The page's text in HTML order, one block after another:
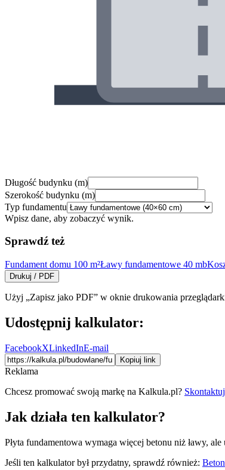
Długość budynku (m)
Szerokość budynku (m)
Typ fundamentu
Wpisz dane, aby zobaczyć wynik.
Sprawdź też
Fundament domu 100 m²Ławy fundamentowe 40 mb
Drukuj / PDF
Użyj „Zapisz jako PDF” w oknie drukowania
Udostępnij kalkulator:
FacebookXLinkedInE-mail
Kopiuj link
Reklama
Chcesz promować swoją markę na Kalkula.pl?
Jak działa ten kalkulator?
Płyta fundamentowa wymaga więcej betonu niż ławy,
Jeśli ten kalkulator był przydatny, sprawdź również: Beton